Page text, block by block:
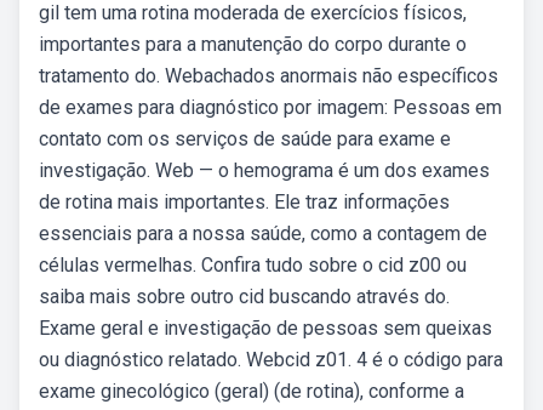
gil tem uma rotina moderada de exercícios físicos,
importantes para a manutenção do corpo durante o
tratamento do. Webachados anormais não específicos
de exames para diagnóstico por imagem: Pessoas em
contato com os serviços de saúde para exame e
investigação. Web — o hemograma é um dos exames
de rotina mais importantes. Ele traz informações
essenciais para a nossa saúde, como a contagem de
células vermelhas. Confira tudo sobre o cid z00 ou
saiba mais sobre outro cid buscando através do.
Exame geral e investigação de pessoas sem queixas
ou diagnóstico relatado. Webcid z01. 4 é o código para
exame ginecológico (geral) (de rotina), conforme a